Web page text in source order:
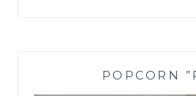
POPCORN